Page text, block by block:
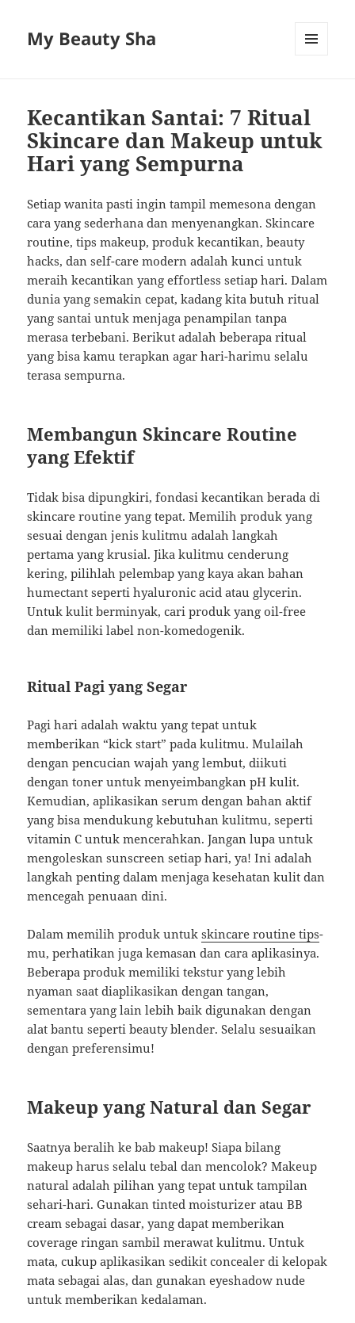
My Beauty Sha
Kecantikan Santai: 7 Ritual
Skincare dan Makeup untuk
Hari yang Sempurna
Setiap wanita pasti ingin tampil memesona dengan
cara yang sederhana dan menyenangkan. Skincare
routine, tips makeup, produk kecantikan, beauty
hacks, dan self-care modern adalah kunci untuk
meraih kecantikan yang effortless setiap hari. Dalam
dunia yang semakin cepat, kadang kita butuh ritual
yang santai untuk menjaga penampilan tanpa
merasa terbebani. Berikut adalah beberapa ritual
yang bisa kamu terapkan agar hari-harimu selalu
terasa sempurna.
Membangun Skincare Routine
yang Efektif
Tidak bisa dipungkiri, fondasi kecantikan berada di
skincare routine yang tepat. Memilih produk yang
sesuai dengan jenis kulitmu adalah langkah
pertama yang krusial. Jika kulitmu cenderung
kering, pilihlah pelembap yang kaya akan bahan
humectant seperti hyaluronic acid atau glycerin.
Untuk kulit berminyak, cari produk yang oil-free
dan memiliki label non-komedogenik.
Ritual Pagi yang Segar
Pagi hari adalah waktu yang tepat untuk
memberikan “kick start” pada kulitmu. Mulailah
dengan pencucian wajah yang lembut, diikuti
dengan toner untuk menyeimbangkan pH kulit.
Kemudian, aplikasikan serum dengan bahan aktif
yang bisa mendukung kebutuhan kulitmu, seperti
vitamin C untuk mencerahkan. Jangan lupa untuk
mengoleskan sunscreen setiap hari, ya! Ini adalah
langkah penting dalam menjaga kesehatan kulit dan
mencegah penuaan dini.
Dalam memilih produk untukskincare routine tips-
mu, perhatikan juga kemasan dan cara aplikasinya.
Beberapa produk memiliki tekstur yang lebih
nyaman saat diaplikasikan dengan tangan,
sementara yang lain lebih baik digunakan dengan
alat bantu seperti beauty blender. Selalu sesuaikan
dengan preferensimu!
Makeup yang Natural dan Segar
Saatnya beralih ke bab makeup! Siapa bilang
makeup harus selalu tebal dan mencolok? Makeup
natural adalah pilihan yang tepat untuk tampilan
sehari-hari. Gunakan tinted moisturizer atau BB
cream sebagai dasar, yang dapat memberikan
coverage ringan sambil merawat kulitmu. Untuk
mata, cukup aplikasikan sedikit concealer di kelopak
mata sebagai alas, dan gunakan eyeshadow nude
untuk memberikan kedalaman.